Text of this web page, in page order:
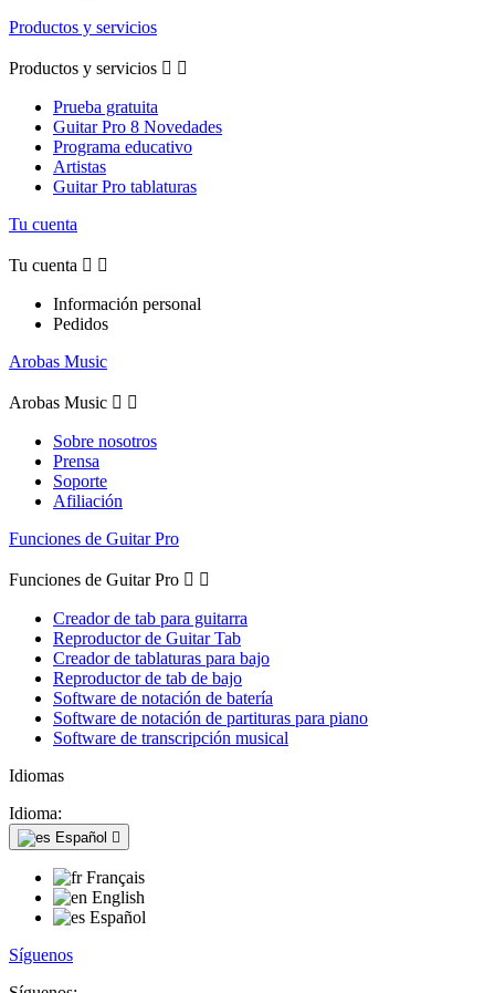
Productos y servicios
Productos y servicios  
Prueba gratuita
Guitar Pro 8 Novedades
Programa educativo
Artistas
Guitar Pro tablaturas
Tu cuenta
Tu cuenta  
Información personal
Pedidos
Arobas Music
Arobas Music  
Sobre nosotros
Prensa
Soporte
Afiliación
Funciones de Guitar Pro
Funciones de Guitar Pro  
Creador de tab para guitarra
Reproductor de Guitar Tab
Creador de tablaturas para bajo
Reproductor de tab de bajo
Software de notación de batería
Software de notación de partituras para piano
Software de transcripción musical
Idiomas
Idioma:
Español 
Français
English
Español
Síguenos